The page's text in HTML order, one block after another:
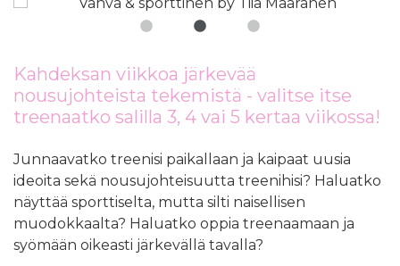
Kahdeksan viikkoa järkevää
nousujohteista tekemistä - valitse itse
treenaatko salilla 3, 4 vai 5 kertaa viikossa!
Junnaavatko treenisi paikallaan ja kaipaat uusia
ideoita sekä nousujohteisuutta treenihisi? Haluatko
näyttää sporttiselta, mutta silti naisellisen
muodokkaalta? Haluatko oppia treenaamaan ja
syömään oikeasti järkevällä tavalla?